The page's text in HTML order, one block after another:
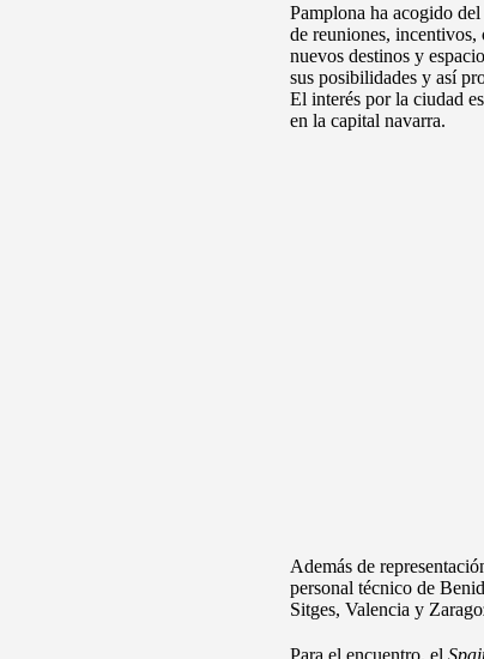
Pamplona ha acogido
de reuniones, incentivos,
nuevos destinos y
sus posibilidades y así
El interés por la ciudad
en la capital navarra.
Además de
personal técnico de
Sitges, Valencia y
Para el encuentro, el